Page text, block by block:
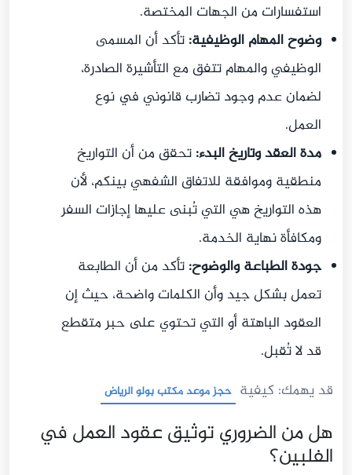
استفسارات من الجهات المختصة.
وضوح المهام الوظيفية: تأكد أن المسمى
الوظيفي والمهام تتفق مع التأشيرة الصادرة،
لضمان عدم وجود تضارب قانوني في نوع
العمل.
مدة العقد وتاريخ البدء: تحقق من أن التواريخ
منطقية وموافقة للاتفاق الشفهي بينكم، لأن
هذه التواريخ هي التي تُبنى عليها إجازات السفر
ومكافأة نهاية الخدمة.
جودة الطباعة والوضوح: تأكد من أن الطابعة
تعمل بشكل جيد وأن الكلمات واضحة، حيث إن
العقود الباهتة أو التي تحتوي على حبر متقطع
قد لا تُقبل.
قد يهمك: كيفية حجز موعد مكتب بولو الرياض
هل من الضروري توثيق عقود العمل في
الفلبين؟